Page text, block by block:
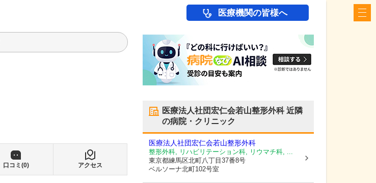
医療機関の皆様へ
口コミ(0) アクセス
医療法人社団宏仁会若山整形外科近隣
の病院・クリニック
医療法人社団宏仁会若山整形外科
整形外科, リハビリテーション科, リウマチ科, ...
東京都練馬区北町八丁目37番8号
ベルソーナ北町102号室